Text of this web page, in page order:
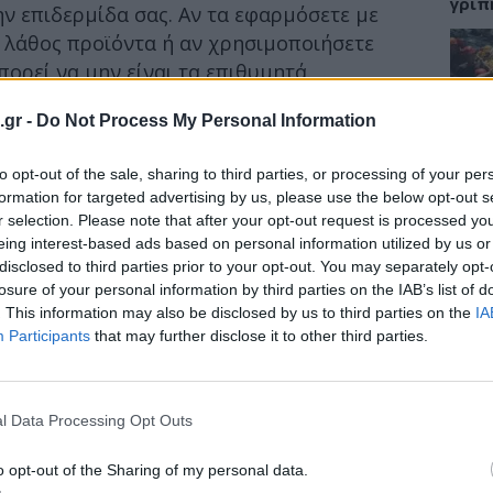
- Do Not Process My Personal Information
opt-out of the sale, sharing to third parties, or processing of your
for targeted advertising by us, please use the below opt-out
selection. Please note that after your opt-out request is processed
interest-based ads based on personal information utilized by us
to third parties prior to your opt-out. You may separately
of your personal information by third parties on the IAB’s list of
This information may also be disclosed by us to third parties on the
Participants that may further disclose it to other third parties.
Data Processing Opt Outs
opt-out of the Sharing of my personal data.
επιδερμίδα σας. Αν τα εφαρμόσετε με
προϊόντα ή αν χρησιμοποιήσετε
να μην είναι τα επιθυμητά.
εξηγεί γιατί η σειρά των προϊόντων της
σας είναι σημαντική και ποια προϊόντα
προκαλούν ξηρότητα και είναι εύκολο να
πολλά προϊόντα», λέει ο Δρ. McGregor.
τόσο μεγαλύτερες είναι οι
αυτά».
5